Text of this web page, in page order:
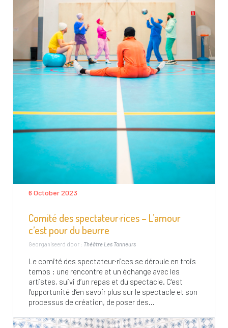
6 October 2023
Comité des spectateur·rices – L’amour
c’est pour du beurre
Georganiseerd door : Théâtre Les Tanneurs
Le comité des spectateur·rices se déroule en trois
temps : une rencontre et un échange avec les
artistes, suivi d’un repas et du spectacle. C’est
l’opportunité d’en savoir plus sur le spectacle et son
processus de création, de poser des...